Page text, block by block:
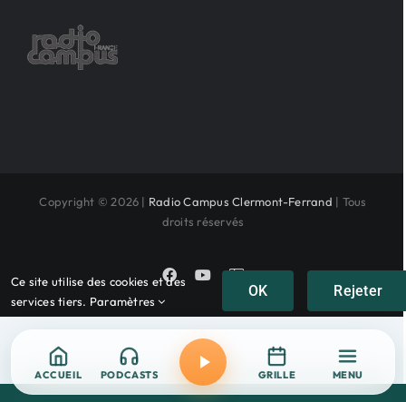
Copyright © 2026 | Radio Campus Clermont-Ferrand | Tous
droits réservés
FacebookYouTubeInstagram
Ce site utilise des cookies et des
services tiers. Paramètres
OK Rejeter
ACCUEIL PODCASTS GRILLE MENU